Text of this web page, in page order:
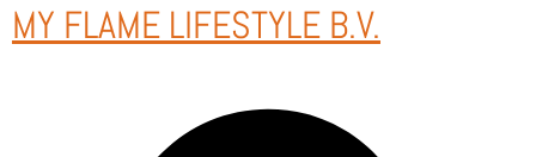
MY FLAME LIFESTYLE B.V.